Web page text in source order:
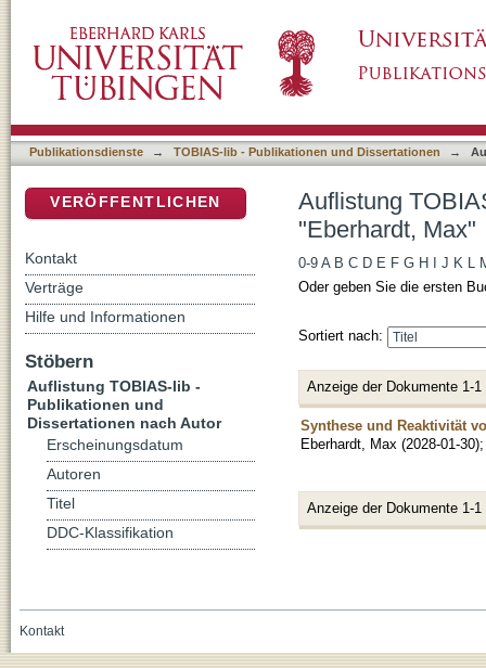
Publikationsdienste → TOBIAS-lib - Publikationen und Dissertationen →
Auflistung
"Eberhardt, Max"
0-9 A B C D E F G H J K L
Oder geben Sie die ersten
Sortiert nach:
Anzeige der Dokumente 1-1
Synthese und Reaktivität
Eberhardt, Max (2028-01-30)
Anzeige der Dokumente 1-1
VERÖFFENTLICHEN
Kontakt
Verträge
Hilfe und Informationen
Stöbern
Auflistung TOBIAS-lib -
Publikationen und
Dissertationen nach Autor
Erscheinungsdatum
Autoren
Titel
DDC-Klassifikation
Kontakt